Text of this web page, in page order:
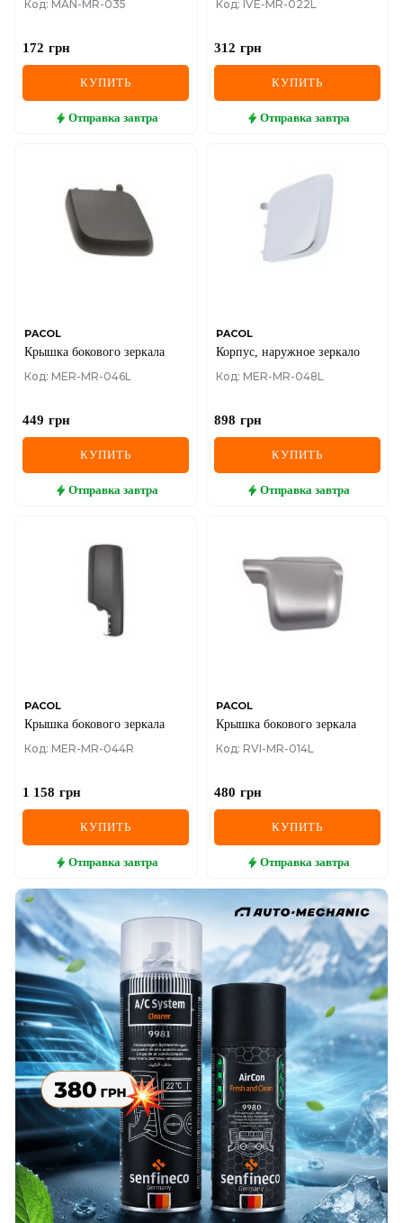
Код: MAN-MR-035
172 грн
КУПИТЬ
Отправка завтра
Код: IVE-MR-022L
312 грн
КУПИТЬ
Отправка завтра
PACOL
Крышка бокового зеркала
Код: MER-MR-046L
449 грн
КУПИТЬ
Отправка завтра
PACOL
Корпус, наружное зеркало
Код: MER-MR-048L
898 грн
КУПИТЬ
Отправка завтра
PACOL
Крышка бокового зеркала
Код: MER-MR-044R
1 158 грн
КУПИТЬ
Отправка завтра
PACOL
Крышка бокового зеркала
Код: RVI-MR-014L
480 грн
КУПИТЬ
Отправка завтра